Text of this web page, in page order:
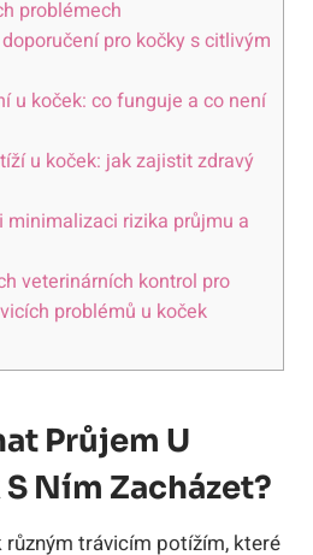
problémech
⁣pro⁤ kočky s citlivým⁤
u⁤ koček: co funguje a co ⁣není
u⁢ koček: jak ⁤zajistit zdravý
‌minimalizaci rizika průjmu ⁤a
veterinárních⁢ kontrol pro
⁣problémů⁤ u koček
⁣průjem ​u
Ním Zacházet?
‌různým trávicím potížím, které